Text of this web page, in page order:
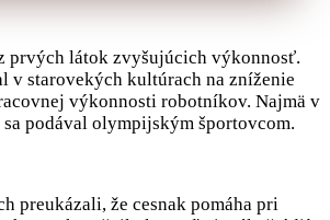
prvých látok zvyšujúcich výkonnosť.
v starovekých kultúrach na zníženie
výkonnosti robotníkov. Najmä v
podával olympijským športovcom.
preukázali, že cesnak pomáha pri